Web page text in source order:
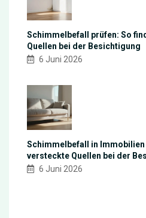
Schimmelbefall prüfen: So
Quellen bei der Besichtigung
6 Juni 2026
Schimmelbefall in Immobilien
versteckte Quellen bei der
6 Juni 2026